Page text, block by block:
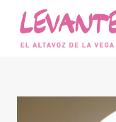
Saltar
contenido